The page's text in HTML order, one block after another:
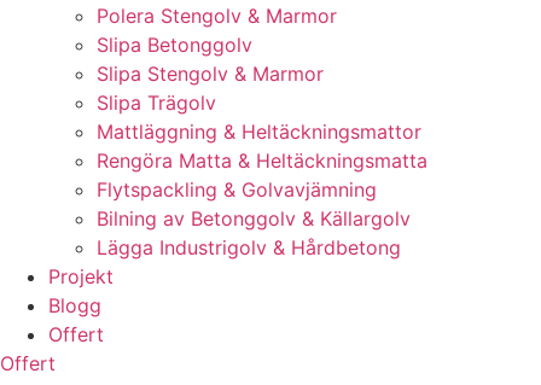
Polera Stengolv & Marmor
Slipa Betonggolv
Slipa Stengolv & Marmor
Slipa Trägolv
Mattläggning & Heltäckningsmattor
Rengöra Matta & Heltäckningsmatta
Flytspackling & Golvavjämning
Bilning av Betonggolv & Källargolv
Lägga Industrigolv & Hårdbetong
Projekt
Blogg
Offert
Offert